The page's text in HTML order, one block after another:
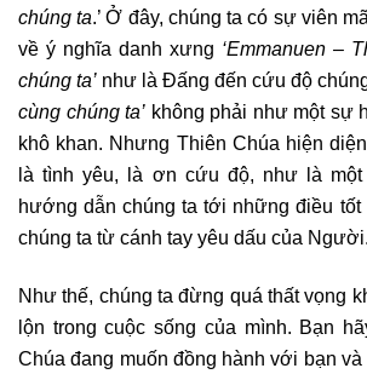
chúng ta.’ Ở đây, chúng ta có sự viên
về ý nghĩa danh xưng ‘Emmanuen –
chúng ta’ như là Đấng đến cứu độ
cùng chúng ta’ không phải như một sự
khô khan. Nhưng Thiên Chúa hiện
là tình yêu, là ơn cứu độ, như là
hướng dẫn chúng ta tới những điều tốt
chúng ta từ cánh tay yêu dấu của Người.
Như thế, chúng ta đừng quá thất vọng
lộn trong cuộc sống của mình. Bạn
Chúa đang muốn đồng hành với bạn và